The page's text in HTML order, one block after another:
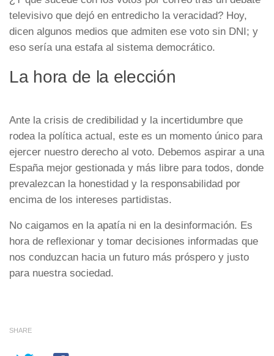
televisivo que dejó en entredicho la veracidad? Hoy,
dicen algunos medios que admiten ese voto sin DNI; y
eso sería una estafa al sistema democrático.
La hora de la elección
Ante la crisis de credibilidad y la incertidumbre que
rodea la política actual, este es un momento único para
ejercer nuestro derecho al voto. Debemos aspirar a una
España mejor gestionada y más libre para todos, donde
prevalezcan la honestidad y la responsabilidad por
encima de los intereses partidistas.
No caigamos en la apatía ni en la desinformación. Es
hora de reflexionar y tomar decisiones informadas que
nos conduzcan hacia un futuro más próspero y justo
para nuestra sociedad.
SHARE